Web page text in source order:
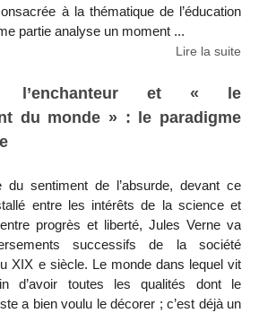
à la thématique de l’éducation
partie analyse un moment ...
Lire la suite
l’enchanteur et « le
du monde » : le paradigme
du sentiment de l’absurde, devant ce
entre les intérêts de la science et
progrès et liberté, Jules Verne va
successifs de la société
XIX e siècle. Le monde dans lequel vit
d’avoir toutes les qualités dont le
a bien voulu le décorer ; c’est déjà un